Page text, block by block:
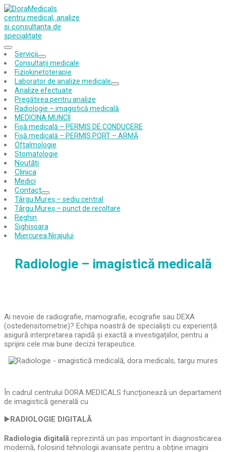
Expertiza ta medicală de încredere
Primary
Menu
Servicii
Show
Servicii
submenu
Hide
Servicii
submenu
Consultații medicale
Fiziokinetoterapie
Laborator de analize medicale
Show
analize
submenu
Hide
analize
submenu
Analize efectuate
Pregătirea pentru analize
Radiologie – imagistică medicală
MEDICINA MUNCII
Fișă medicală – PERMIS DE CONDUCERE
Fișă medicală – PERMIS PORT – ARMĂ
Oftalmologie
Stomatologie
Noutăți
Clinica
Medici
Contact
Show
Contact
submenu
Hide
Contact
submenu
Târgu Mureș – sediu central
Târgu Mureș – punct de recoltare
Reghin
Sighișoara
Miercurea Nirajului
Radiologie – imagistică medicală
Ai nevoie de radiografie, mamografie, ecografie sau DEXA
(ostedensitometrie)? Echipa noastră de specialiști cu experiență
asigură interpretarea rapidă și exactă a investigațiilor, pentru a
sprijini cele mai bune decizii terapeutice.
În cadrul centrului DORA MEDICALS funcţionează un departament
de imagistică generală cu
▶️RADIOLOGIE DIGITALĂ
Radiologia digitală reprezintă un pas important în diagnosticarea
modernă, folosind tehnologii avansate pentru a obține imagini